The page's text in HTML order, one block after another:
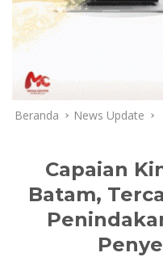
Beranda News Update
Capaian
Batam,